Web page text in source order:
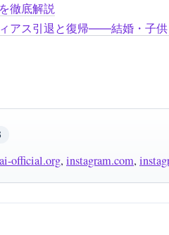
徹底解説
アス引退と復帰――結婚・子
official.org, instagram.com,